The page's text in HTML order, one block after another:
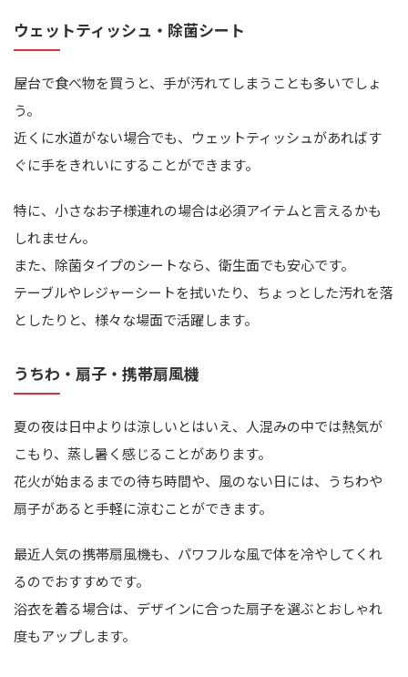
ウェットティッシュ・除菌シート
屋台で食べ物を買うと、手が汚れてしまうことも多いでしょ
う。
近くに水道がない場合でも、ウェットティッシュがあればす
ぐに手をきれいにすることができます。
特に、小さなお子様連れの場合は必須アイテムと言えるかも
しれません。
また、除菌タイプのシートなら、衛生面でも安心です。
テーブルやレジャーシートを拭いたり、ちょっとした汚れを落
としたりと、様々な場面で活躍します。
うちわ・扇子・携帯扇風機
夏の夜は日中よりは涼しいとはいえ、人混みの中では熱気が
こもり、蒸し暑く感じることがあります。
花火が始まるまでの待ち時間や、風のない日には、うちわや
扇子があると手軽に涼むことができます。
最近人気の携帯扇風機も、パワフルな風で体を冷やしてくれ
るのでおすすめです。
浴衣を着る場合は、デザインに合った扇子を選ぶとおしゃれ
度もアップします。